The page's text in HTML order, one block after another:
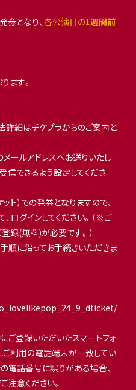
券となり、各公演日の1週間前
ます。
詳細はチケプラからのご案内と
ールアドレスへお送りいたし
信できるよう設定してくださ
ト）での発券となりますので、
、ログインしてください。（※ご
録(無料)が必要です。）
順に沿ってお手続きいただきま
ご登録いただいたスマートフォ
利用の電話端末が一致してい
電話番号に誤りがある場合、
注意ください。